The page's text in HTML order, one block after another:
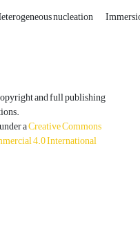
nucleation
and full publishing
aCreative Commons
4.0 International